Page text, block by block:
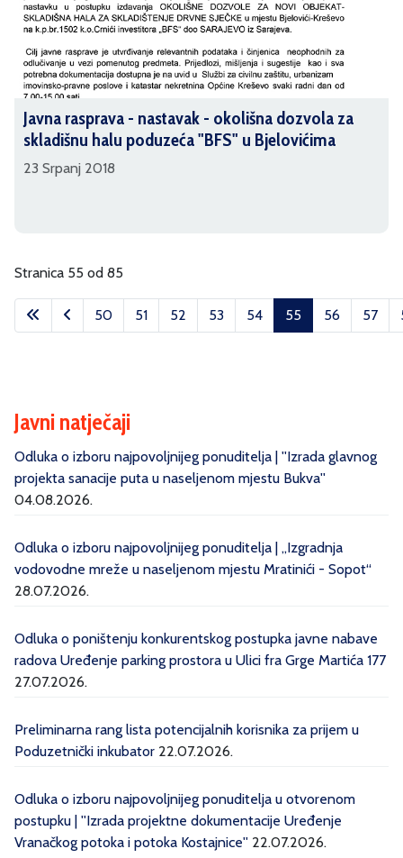
Javna rasprava - nastavak - okolišna dozvola za
skladišnu halu poduzeća "BFS" u Bjelovićima
23 Srpanj 2018
Stranica 55 od 85
50 51 52 53 54 55 56 57
Javni natječaji
Odluka o izboru najpovoljnijeg ponuditelja | ''Izrada glavnog
projekta sanacije puta u naseljenom mjestu Bukva''
04.08.2026.
Odluka o izboru najpovoljnijeg ponuditelja | „Izgradnja
vodovodne mreže u naseljenom mjestu Mratinići - Sopot“
28.07.2026.
Odluka o poništenju konkurentskog postupka javne nabave
radova Uređenje parking prostora u Ulici fra Grge Martića 177
27.07.2026.
Preliminarna rang lista potencijalnih korisnika za prijem u
Poduzetnički inkubator 22.07.2026.
Odluka o izboru najpovoljnijeg ponuditelja u otvorenom
postupku | ''Izrada projektne dokumentacije Uređenje
Vranačkog potoka i potoka Kostajnice'' 22.07.2026.